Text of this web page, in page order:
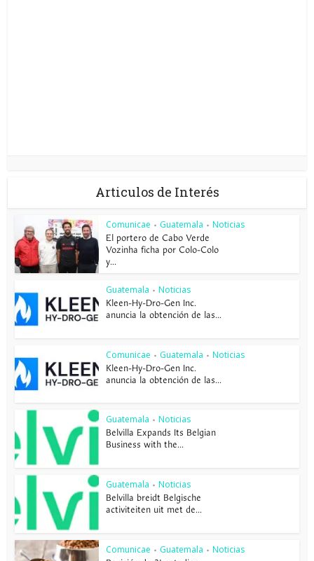
Articulos de Interés
Comunicae • Guatemala • Noticias
El portero de Cabo Verde
Vozinha ficha por Colo-Colo
y...
Guatemala • Noticias
Kleen-Hy-Dro-Gen Inc.
anuncia la obtención de las...
Comunicae • Guatemala • Noticias
Kleen-Hy-Dro-Gen Inc.
anuncia la obtención de las...
Guatemala • Noticias
Belvilla Expands Its Belgian
Business with the...
Guatemala • Noticias
Belvilla breidt Belgische
activiteiten uit met de...
Comunicae • Guatemala • Noticias